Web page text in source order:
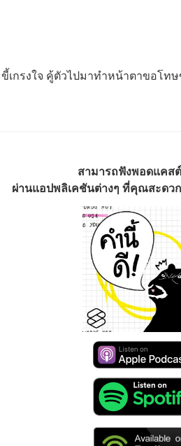
เกรงใจ​ คู้​ตัว​ไป​มา​ทำ​หน้าตาขอโท
สามารถฟังพอดแคส
ผ่านแอปพลิเคชันต่างๆ ที่คุณสะดว